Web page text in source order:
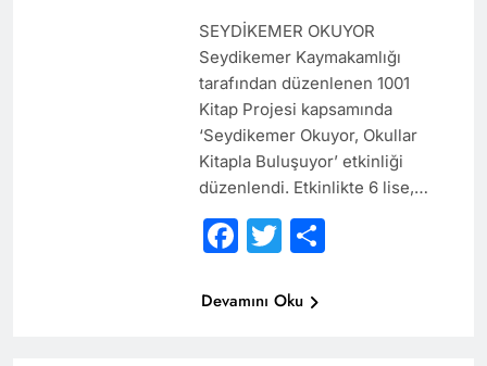
SEYDİKEMER OKUYOR
Seydikemer Kaymakamlığı
tarafından düzenlenen 1001
Kitap Projesi kapsamında
‘Seydikemer Okuyor, Okullar
Kitapla Buluşuyor’ etkinliği
düzenlendi. Etkinlikte 6 lise,…
Facebook
Twitter
Share
Devamını Oku